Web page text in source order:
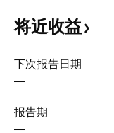
将近收益
下次报告日期
—
报告期
—